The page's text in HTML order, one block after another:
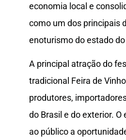
economia local e
como um dos principais
enoturismo do estado
A principal atração do
tradicional Feira de
produtores,
do Brasil e do exterior. O
ao público a